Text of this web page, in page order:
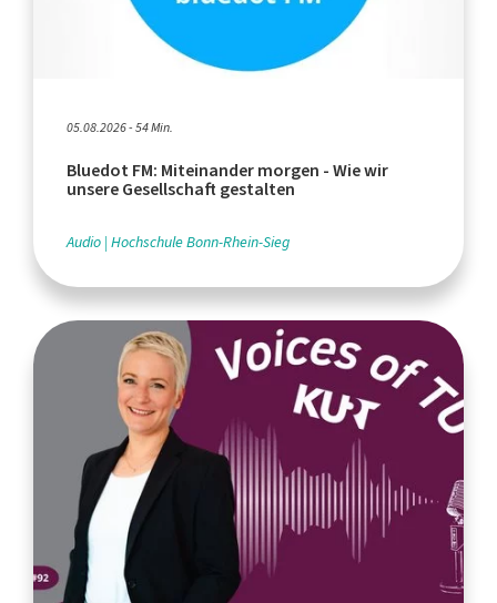
05.08.2026 - 54 Min.
Bluedot FM: Miteinander morgen - Wie wir
unsere Gesellschaft gestalten
Audio Hochschule Bonn-Rhein-Sieg